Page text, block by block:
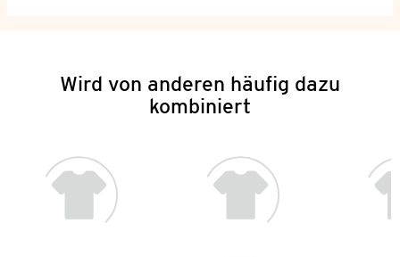
Wird von anderen häufig dazu
kombiniert